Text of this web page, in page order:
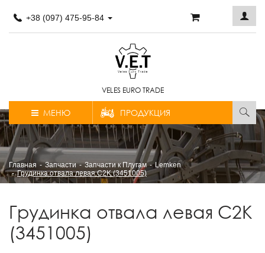
+38 (097) 475-95-84
VELES EURO TRADE
МЕНЮ ПРОДУКЦИЯ
Главная Запчасти Запчасти к Плугам
Lemken
Грудинка отвала левая C2K (3451005)
Грудинка отвала левая C2K
(3451005)